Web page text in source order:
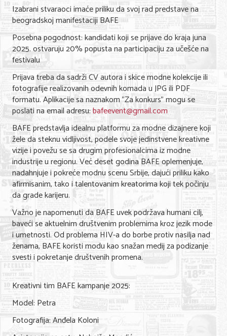
Izabrani stvaraoci imaće priliku da svoj rad predstave na
beogradskoj manifestaciji BAFE
Posebna pogodnost: kandidati koji se prijave do kraja juna
2025. ostvaruju 20% popusta na participaciju za učešće na
festivalu
Prijava treba da sadrži CV autora i skice modne kolekcije ili
fotografije realizovanih odevnih komada u JPG ili PDF
formatu. Aplikacije sa naznakom "Za konkurs" mogu se
poslati na email adresu:bafeevent@gmail.com
BAFE predstavlja idealnu platformu za modne dizajnere koji
žele da steknu vidljivost, podele svoje jedinstvene kreativne
vizije i povežu se sa drugim profesionalcima iz modne
industrije u regionu. Već deset godina BAFE oplemenjuje,
nadahnjuje i pokreće modnu scenu Srbije, dajući priliku kako
afirmisanim, tako i talentovanim kreatorima koji tek počinju
da grade karijeru.
Važno je napomenuti da BAFE uvek podržava humani cilj,
baveći se aktuelnim društvenim problemima kroz jezik mode
i umetnosti. Od problema HIV-a do borbe protiv nasilja nad
ženama, BAFE koristi modu kao snažan medij za podizanje
svesti i pokretanje društvenih promena.
Kreativni tim BAFE kampanje 2025:
Model: Petra
Fotografija: Anđela Koloni